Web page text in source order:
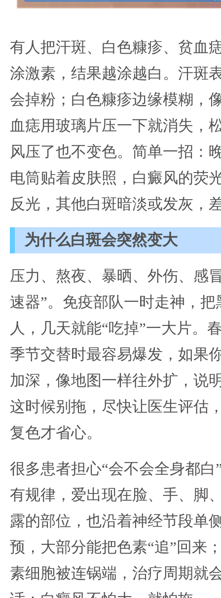
有人把汗斑、白色糠疹、贫血
涂激素，结果越涂越白。汗斑
会掉粉；白色糠疹边缘模糊，
血痣用玻璃片压一下就消失，
风压了也不变色。简单一招：
电筒贴着皮肤照，白癜风的荧
反光，其他白斑暗淡或发灰，
为什么白斑会突然变大
压力、熬夜、暴晒、外伤、感
速器”。免疫部队一时走神，
人，几天就能“吃掉”一大片。
季节交替时最容易爆发，如果
加深，像地图一样往外扩，说
这时候别拖，尽快让医生评估
复色才省心。
很多患者担心“会不会全身都
有规律，爱出现在脸、手、脚
露的部位，也沿着神经节段单
预，大部分能把色素“追”回来
素细胞被连锅端，治疗周期就